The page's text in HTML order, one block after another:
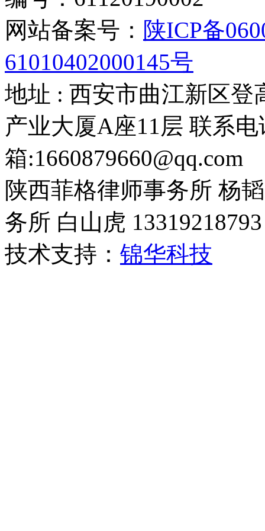
网站备案号： 陕ICP备
61010402000145号
地址 : 西安市曲江新区登
产业大厦A座11层 联系电
箱:1660879660@qq.com
陕西菲格律师事务所 杨
务所 白山虎 13319218793
技术支持： 锦华科技